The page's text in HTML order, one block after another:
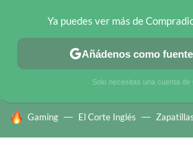
CHOLLOS TELEGRAM OFERTAS EN
HOY SE HABLA DE
Gaming El Corte Inglés Zapatillas
Ya puedes ver más de
Añádenos como
Solo necesitas una cuenta de